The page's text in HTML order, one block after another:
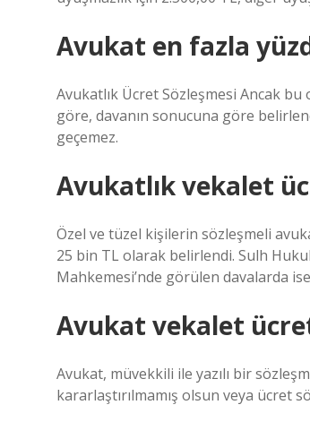
Avukat en fazla
Avukatlık Ücret Sözleşmesi Ancak bu
göre, davanın sonucuna göre
geçemez.
Avukatlık vekalet
Özel ve tüzel kişilerin sözleşmeli
25 bin TL olarak belirlendi. Sulh
Mahkemesi’nde görülen davalarda
Avukat vekalet
Avukat, müvekkili ile yazılı bir
kararlaştırılmamış olsun veya ücret